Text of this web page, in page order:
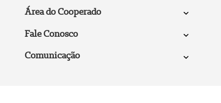
Área do Cooperado
Fale Conosco
Comunicação